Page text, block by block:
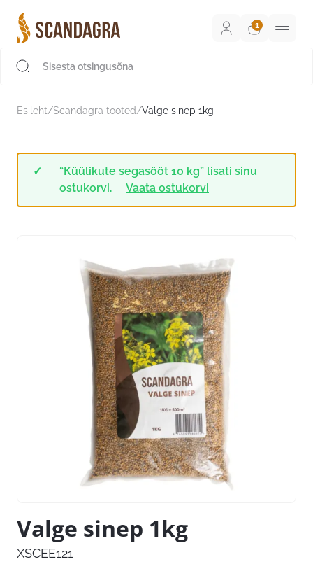
sisu
juurde
Esileht/Scandagra tooted/Valge sinep 1kg
“Küülikute segasööt 10 kg” lisati sinu
ostukorvi.
Vaata ostukorvi
Valge sinep 1kg
XSCEE121